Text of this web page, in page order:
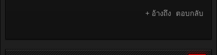
+ อ้างถึง ตอบกลับ